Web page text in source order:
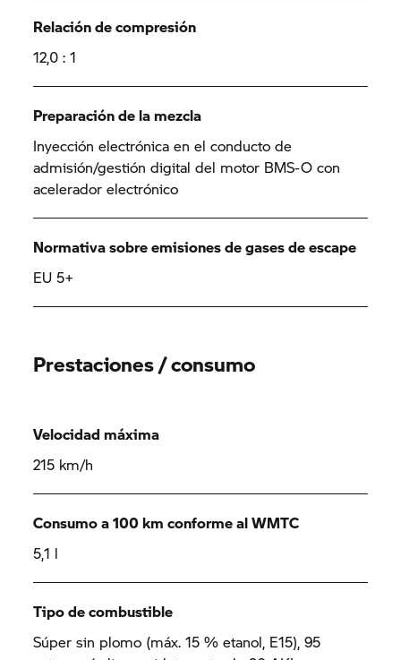
Relación de compresión
12,0 : 1
Preparación de la mezcla
Inyección electrónica en el conducto de
admisión/gestión digital del motor BMS-O con
acelerador electrónico
Normativa sobre emisiones de gases de escape
EU 5+
Prestaciones / consumo
Velocidad máxima
215 km/h
Consumo a 100 km conforme al WMTC
5,1 l
Tipo de combustible
Súper sin plomo (máx. 15 % etanol, E15), 95